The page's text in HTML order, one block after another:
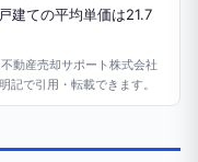
建ての平均単価は21.7
動産売却サポート株式会社
で引用・転載できます。